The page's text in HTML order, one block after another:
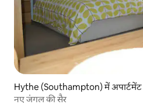
Hythe (Southampton) में अपार्टमेंट
नए जंगल की सैर